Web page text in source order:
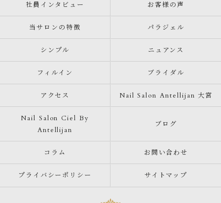
社員インタビュー お客様の声
当サロンの特徴 パラジェル
シンプル ニュアンス
フィルイン ブライダル
アクセス Nail Salon Antellijan 大宮
Nail Salon Ciel By
Antellijan
ブログ
コラム お問い合わせ
プライバシーポリシー サイトマップ